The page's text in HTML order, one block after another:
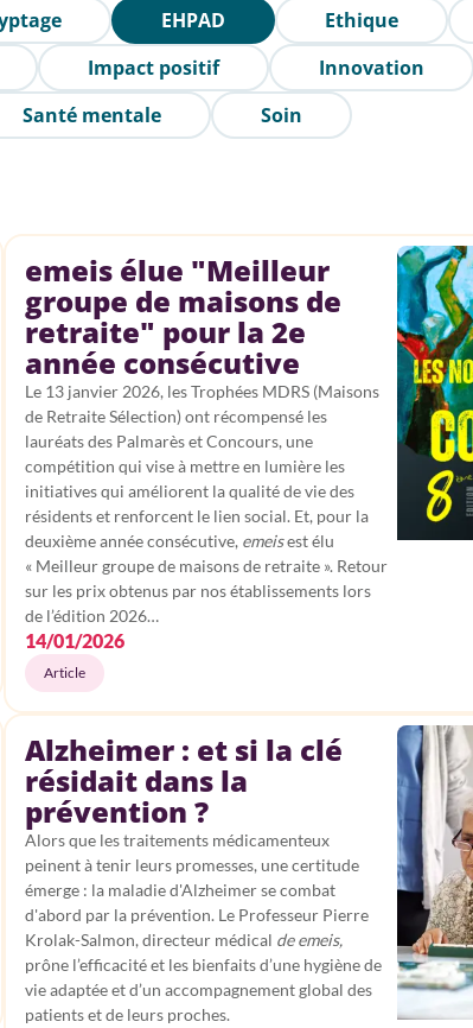
EHPAD Ethique
Impact positif Innovation
Santé mentale Soin
emeis élue "Meilleur
groupe de maisons de
retraite" pour la 2e
année consécutive
Le 13 janvier 2026, les Trophées MDRS (Maisons
de Retraite Sélection) ont récompensé les
lauréats des Palmarès et Concours, une
compétition qui vise à mettre en lumière les
initiatives qui améliorent la qualité de vie des
résidents et renforcent le lien social. Et, pour la
deuxième année consécutive, emeisest élu
« Meilleur groupe de maisons de retraite ». Retour
sur les prix obtenus par nos établissements lors
de l’édition 2026…
14/01/2026
Article
Alzheimer : et si la clé
résidait dans la
prévention ?
Alors que les traitements médicamenteux
peinent à tenir leurs promesses, une certitude
émerge : la maladie d'Alzheimer se combat
d'abord par la prévention. Le Professeur Pierre
Krolak-Salmon, directeur médical de emeis,
prône l’efficacité et les bienfaits d’une hygiène de
vie adaptée et d’un accompagnement global des
patients et de leurs proches.